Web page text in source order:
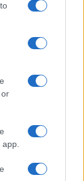
Actualidad,